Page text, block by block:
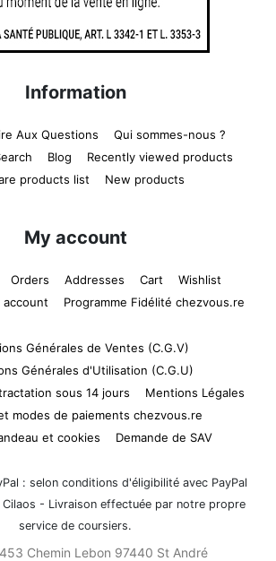
Information
Aux Questions
Qui sommes-nous ?
Blog
Recently viewed products
products list
New products
My account
Orders Addresses Cart
Wishlist
Programme Fidélité chezvous.re
Générales de Ventes (C.G.V)
Générales d'Utilisation (C.G.U)
sous 14 jours
Mentions Légales
modes de paiements chezvous.re
et cookies
Demande de SAV
: selon conditions d'éligibilité avec PayPal
- Livraison effectuée par notre propre
service de coursiers.
453 Chemin Lebon 97440 St André